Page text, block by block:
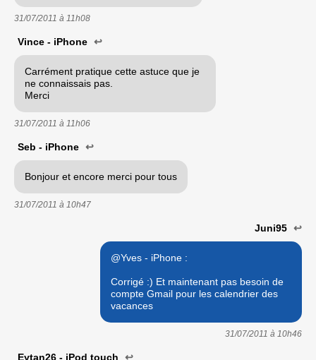
31/07/2011 à 11h08
Vince - iPhone ↩
Carrément pratique cette astuce que je
ne connaissais pas.
Merci
31/07/2011 à 11h06
Seb - iPhone ↩
Bonjour et encore merci pour tous
31/07/2011 à 10h47
Juni95 ↩
@Yves - iPhone :
Corrigé :) Et maintenant pas besoin de
compte Gmail pour les calendrier des
vacances
31/07/2011 à 10h46
Eytan26 - iPod touch ↩